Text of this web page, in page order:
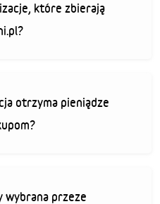
które zbierają
otrzyma pieniądze
wybrana przeze